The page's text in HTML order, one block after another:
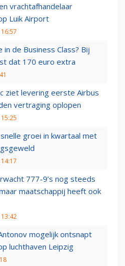
vrachtafhandelaar
Luik Airport
in de Business Class? Bij
dat 170 euro extra
ziet levering eerste Airbus
vertraging oplopen
groei in kwartaal met
777-9’s nog steeds
maatschappij heeft ook
mogelijk ontsnapt
luchthaven Leipzig